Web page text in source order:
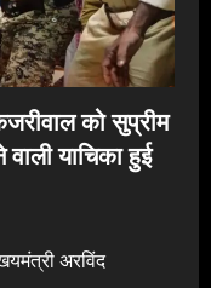
को सुप्रीम
याचिका हुई
अरविंद
पर Rahul Gandhi
Protest पर बॉलीवुड
और राजकुमार के यू-